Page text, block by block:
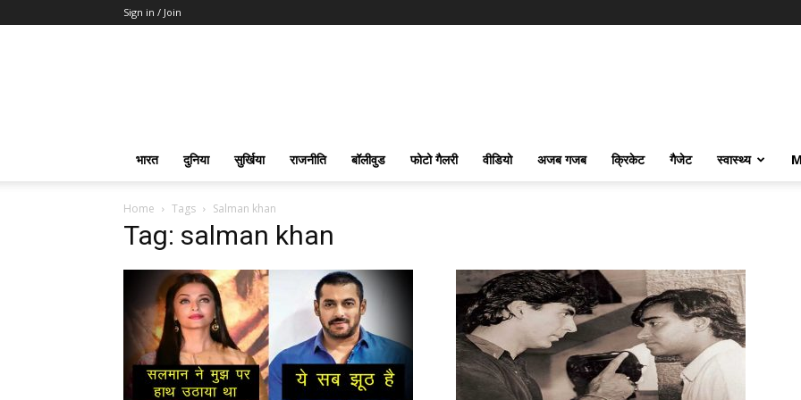
Sign in / Join
भारत दुनिया सुर्खिया राजनीति बॉलीवुड फोटो गैलरी वीडियो अजब गजब क्रिकेट गैजेट स्वास्थ्य
Home Tags Salman khan
Tag: salman khan